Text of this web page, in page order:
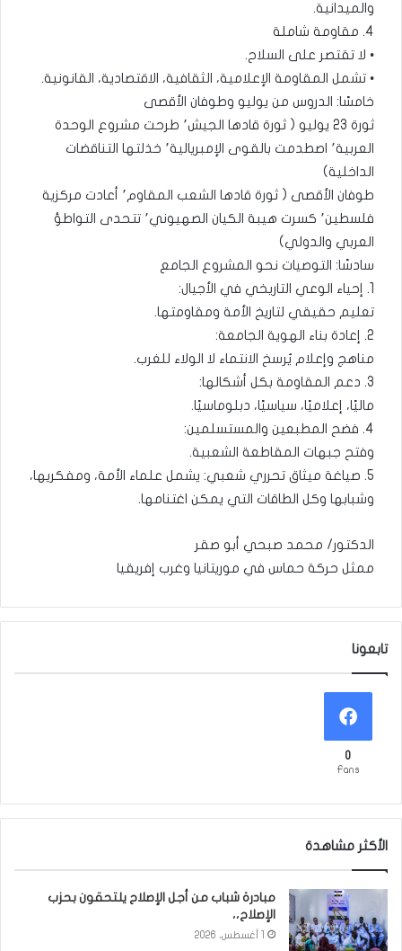
والميدانية.
4. مقاومة شاملة
• لا تقتصر على السلاح.
• تشمل المقاومة الإعلامية، الثقافية، الاقتصادية، القانونية.
خامسًا: الدروس من يوليو وطوفان الأقصى
ثورة 23 يوليو ( ثورة قادها الجيش٬ طرحت مشروع الوحدة
العربية٬ اصطدمت بالقوى الإمبريالية٬ خذلتها التناقضات
الداخلية)
طوفان الأقصى ( ثورة قادها الشعب المقاوم٬ أعادت مركزية
فلسطين٬ كسرت هيبة الكيان الصهيوني٬ تتحدى التواطؤ
العربي والدولي)
سادسًا: التوصيات نحو المشروع الجامع
1. إحياء الوعي التاريخي في الأجيال:
تعليم حقيقي لتاريخ الأمة ومقاومتها.
2. إعادة بناء الهوية الجامعة:
مناهج وإعلام يُرسخ الانتماء لا الولاء للغرب.
3. دعم المقاومة بكل أشكالها:
ماليًا، إعلاميًا، سياسيًا، دبلوماسيًا.
4. فضح المطبعين والمستسلمين:
وفتح جبهات المقاطعة الشعبية.
5. صياغة ميثاق تحرري شعبي: يشمل علماء الأمة، ومفكريها،
وشبابها وكل الطاقات التي يمكن اغتنامها.
الدكتور/ محمد صبحي أبو صقر
ممثل حركة حماس في موريتانيا وغرب إفريقيا
تابعونا
0
Fans
الأكثر مشاهدة
مبادرة شباب من أجل الإصلاح يلتحقون بحزب
الإصلاح،،